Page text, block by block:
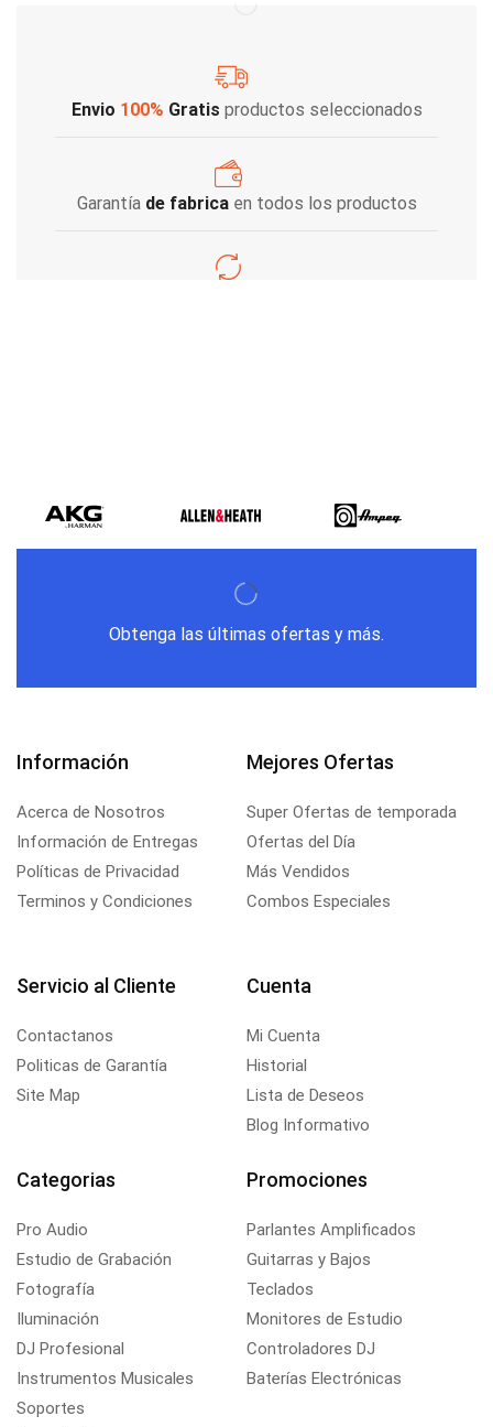
Envio 100% Gratis productos seleccionados
Garantía de fabricaen todos los productos
Obtenga las últimas ofertas y más.
Información
Acerca de Nosotros
Información de Entregas
Políticas de Privacidad
Terminos y Condiciones
Mejores Ofertas
Super Ofertas de temporada
Ofertas del Día
Más Vendidos
Combos Especiales
Servicio al Cliente
Contactanos
Politicas de Garantía
Site Map
Cuenta
Mi Cuenta
Historial
Lista de Deseos
Blog Informativo
Categorias
Pro Audio
Estudio de Grabación
Fotografía
Iluminación
DJ Profesional
Instrumentos Musicales
Soportes
Promociones
Parlantes Amplificados
Guitarras y Bajos
Teclados
Monitores de Estudio
Controladores DJ
Baterías Electrónicas